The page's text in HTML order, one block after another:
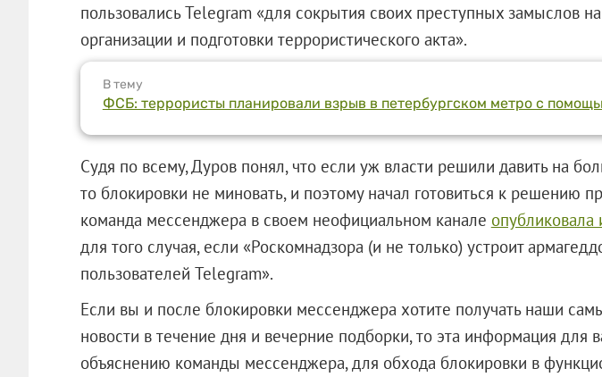
пользовались Telegram «для сокрытия своих преступных замыслов
организации и подготовки террористического акта».
В тему
ФСБ: террористы планировали взрыв в петербургском метро с
Судя по всему, Дуров понял, что если уж власти решили давить на
то блокировки не миновать, и поэтому начал готовиться к решению
команда мессенджера в своем неофициальном канале опубликовала
для того случая, если «Роскомнадзора (и не только) устроит
пользователей Telegram».
Если вы и после блокировки мессенджера хотите получать наши
новости в течение дня и вечерние подборки, то эта информация для
объяснению команды мессенджера, для обхода блокировки в